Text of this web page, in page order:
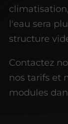
l'eau sera
structure
Contactez
nos tarifs et
modules